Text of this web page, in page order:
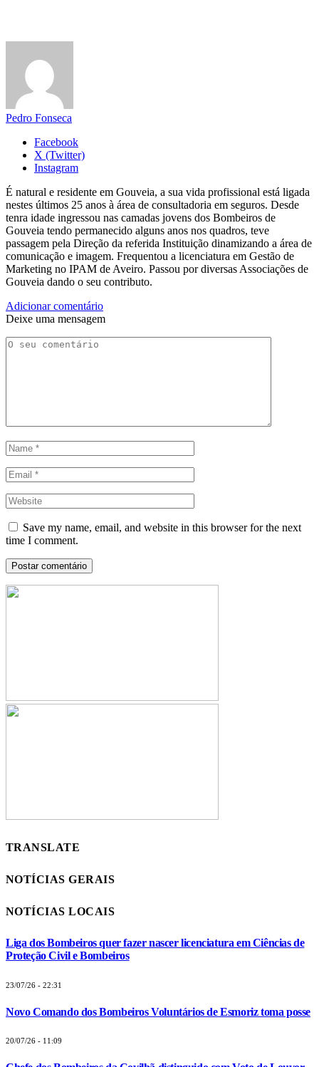
Pedro Fonseca
Facebook
X (Twitter)
Instagram
É natural e residente em Gouveia, a sua vida profissional está ligada
nestes últimos 25 anos à área de consultadoria em seguros. Desde
tenra idade ingressou nas camadas jovens dos Bombeiros de
Gouveia tendo permanecido alguns anos nos quadros, teve
passagem pela Direção da referida Instituição dinamizando a área de
comunicação e imagem. Frequentou a licenciatura em Gestão de
Marketing no IPAM de Aveiro. Passou por diversas Associações de
Gouveia dando o seu contributo.
Adicionar comentário
Deixe uma mensagem
Save my name, email, and website in this browser for the next
time I comment.
TRANSLATE
NOTÍCIAS GERAIS
NOTÍCIAS LOCAIS
Liga dos Bombeiros quer fazer nascer licenciatura em Ciências de
Proteção Civil e Bombeiros
23/07/26 - 22:31
Novo Comando dos Bombeiros Voluntários de Esmoriz toma posse
20/07/26 - 11:09